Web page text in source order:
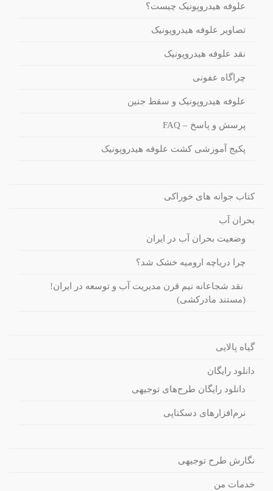
علوفه هیدروپونیک چیست؟
تصاویر علوفه هیدروپونیک
نقد علوفه هیدروپونیک
چراگاه عفونی
علوفه هیدروپونیک و سقط جنین
پرسش و پاسخ – FAQ
پکیج آموزشی کشت علوفه هیدروپونیک
کتاب جوانه های خوراکی
بحران آب
وضعیت بحران آب در ایران
چرا دریاچه ارومیه خشک شد؟
نقد شجاعانه نیم قرن مدیریت آب و توسعه در ایران!
(مستند مادرکشی)
گیاه پالایی
دانلود رایگان
دانلود رایگان طرح‌های توجیهی
نرم‌افزارهای دسکتاپی
نگارش طرح توجیهی
خدمات من